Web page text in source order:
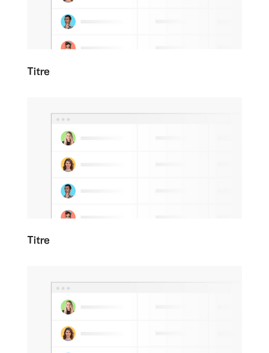
Titre
Titre